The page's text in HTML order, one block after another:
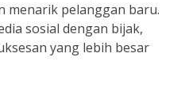
menarik pelanggan baru.
sosial dengan bijak,
yang lebih besar